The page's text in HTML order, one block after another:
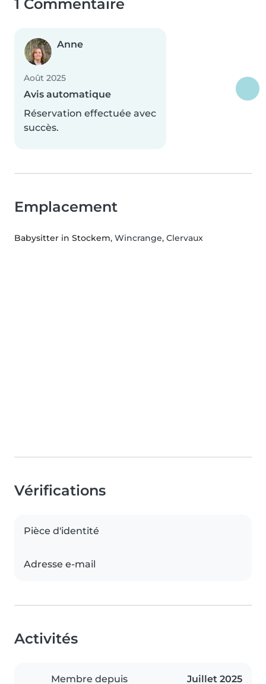
1 Commentaire
Anne
Août 2025
Avis automatique
Réservation effectuée avec
succès.
Emplacement
Babysitter in Stockem, Wincrange, Clervaux
Vérifications
Pièce d'identité
Adresse e-mail
Activités
Membre depuis Juillet 2025